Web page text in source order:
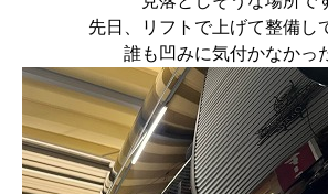
先日、リフトで上げて整備し
誰も凹みに気付かなかっ